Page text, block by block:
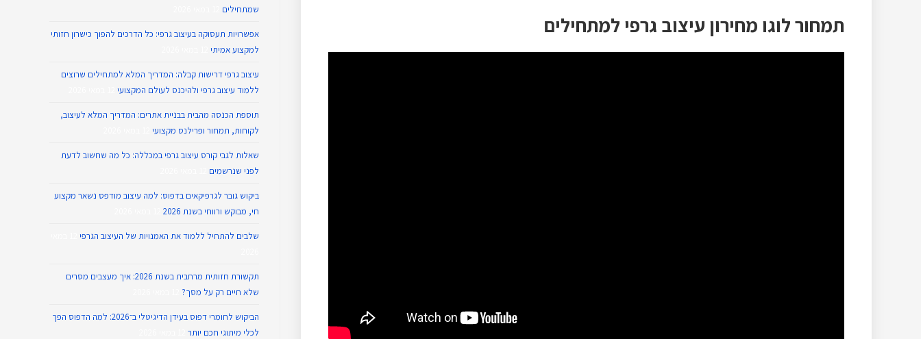
תמחור לוגו מחירון עיצוב גרפי למתחילים
שמתחילים
אפשרויות תעסוקה בעיצוב גרפי: כל הדרכים להפוך כישרון חזותי
למקצוע אמיתי
עיצוב גרפי דרישות קבלה: המדריך המלא למתחילים שרוצים
ללמוד עיצוב גרפי ולהיכנס לעולם המקצועי
תוספת הכנסה מהבית בבניית אתרים: המדריך המלא לעיצוב,
לקוחות, תמחור ופרילנס מקצועי
שאלות לגבי קורס עיצוב גרפי במכללה: כל מה שחשוב לדעת
לפני שנרשמים
ביקוש גובר לגרפיקאים בדפוס: למה עיצוב מודפס נשאר מקצוע
חי, מבוקש ורווחי בשנת 2026
שלבים להתחיל ללמוד את האמנויות של העיצוב הגרפי
תקשורת חזותית מרחבית בשנת 2026: איך מעצבים מסרים
שלא חיים רק על מסך?
הביקוש לחומרי דפוס בעידן הדיגיטלי ב־2026: למה הדפוס הפך
לכלי מיתוגי חכם יותר